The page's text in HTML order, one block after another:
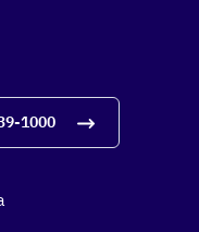
1000